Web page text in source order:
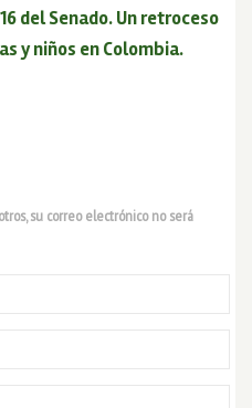
del Senado. Un retroceso
y niños en Colombia.
su correo electrónico no será